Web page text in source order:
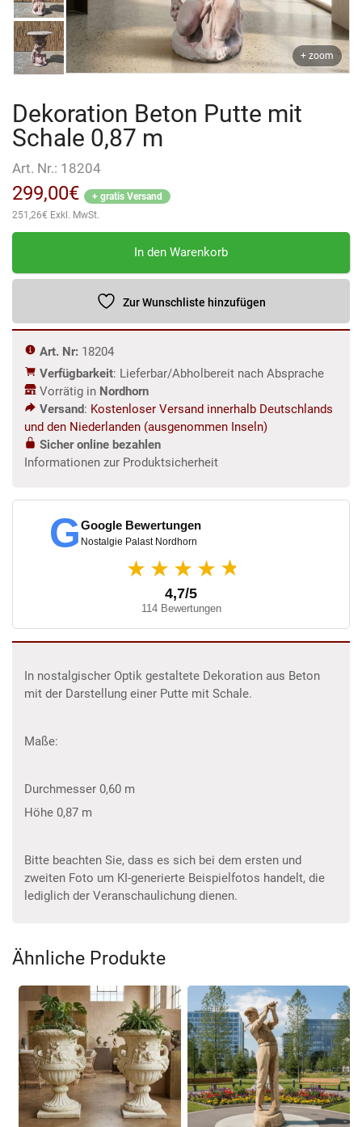
+ zoom
Dekoration Beton Putte mit
Schale 0,87 m
Art. Nr.: 18204
299,00€
+ gratis Versand
251,26€ Exkl. MwSt.
Dekoration
Putte
Schale
0,87
Menge
In den Warenkorb
Zur Wunschliste hinzufügen
Art. Nr: 18204
Verfügbarkeit: Lieferbar/Abholbereit nach Absprache
Vorrätig in Nordhorn
Versand: Kostenloser Versand innerhalb Deutschlands
und den Niederlanden (ausgenommen Inseln)
Sicher online bezahlen
Informationen zur Produktsicherheit
GGoogle Bewertungen
Nostalgie Palast Nordhorn
★★★★ ★
4,7/5
114 Bewertungen
In nostalgischer Optik gestaltete Dekoration aus Beton
mit der Darstellung einer Putte mit Schale.
Maße:
Durchmesser 0,60 m
Höhe 0,87 m
Bitte beachten Sie, dass es sich bei dem ersten und
zweiten Foto um KI-generierte Beispielfotos handelt, die
lediglich der Veranschaulichung dienen.
Ähnliche Produkte